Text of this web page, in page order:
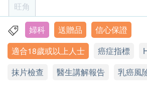
$200 AEON 禮券
報告
由註冊醫護講解報告
運作，報告亦相應會延遲完成時
請注意: 由2021年9月1日起訂購
疫苗計劃，有效期為3個月，逾期
由註冊護士負責疫苗接種程序。
所有計劃只適用於1人享用及只
2人同行計劃)，亦不可兌換成現
旺角
旺角亞皆老街8號朗豪坊辦公室大樓11樓
顯示地圖
熱線電話：(852) 2156 5857
婦科 送贈品
信心保證
適合18歲或以上人士
癌症指標
抹片檢查
醫生講解報告 乳癌風